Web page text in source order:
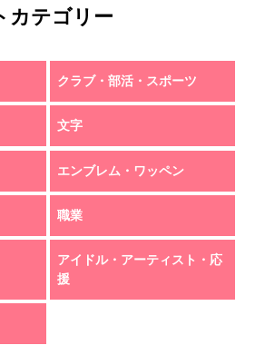
カテゴリー
クラブ・部活・スポーツ
文字
エンブレム・ワッペン
職業
アイドル・アーティスト・応
援